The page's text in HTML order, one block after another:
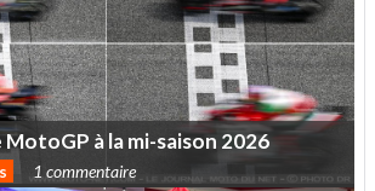
MotoGP àlami-saison 2026
1 commentaire